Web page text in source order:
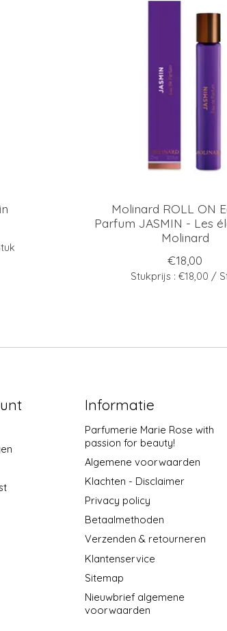
Molinard ROLL ON
Parfum JASMIN - Les
Molinard
€18,00
Stukprijs : €18,00 /
Informatie
Parfumerie Marie Rose with
passion for beauty!
Algemene voorwaarden
Klachten - Disclaimer
Privacy policy
Betaalmethoden
Verzenden & retourneren
Klantenservice
Sitemap
Nieuwbrief algemene
voorwaarden